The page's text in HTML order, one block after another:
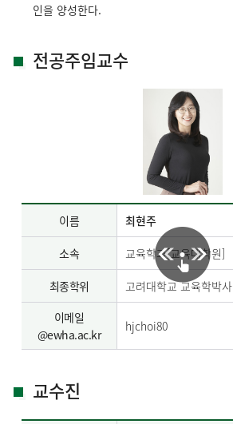
인을 양성한다.
전공주임교수
이름 최현주
소속 교육학과[교육대학원]
최종학위
고려대학교 교육학박사
이메일
@ewha.ac.kr
hjchoi80
교수진